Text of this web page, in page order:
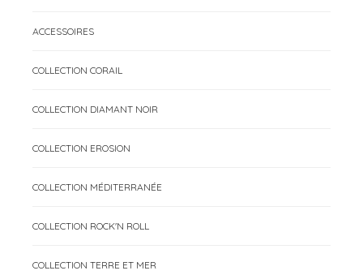
ACCESSOIRES
COLLECTION CORAIL
COLLECTION DIAMANT NOIR
COLLECTION EROSION
COLLECTION MÉDITERRANÉE
COLLECTION ROCK'N ROLL
COLLECTION TERRE ET MER